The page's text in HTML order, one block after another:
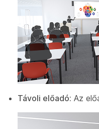
Távoli előadó: Az